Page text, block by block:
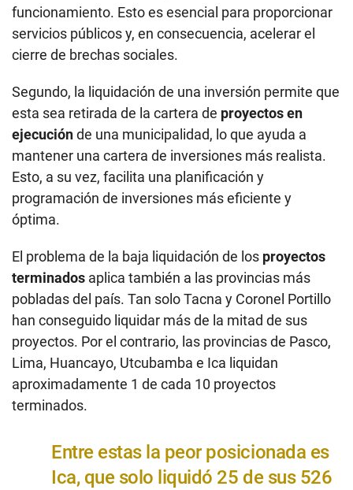
funcionamiento. Esto es esencial para proporcionar
servicios públicos y, en consecuencia, acelerar el
cierre de brechas sociales.
Segundo, la liquidación de una inversión permite que
esta sea retirada de la cartera de proyectos en
ejecuciónde una municipalidad, lo que ayuda a
mantener una cartera de inversiones más realista.
Esto, a su vez, facilita una planificación y
programación de inversiones más eficiente y
óptima.
El problema de la baja liquidación de los proyectos
terminados aplica también a las provincias más
pobladas del país. Tan solo Tacna y Coronel Portillo
han conseguido liquidar más de la mitad de sus
proyectos. Por el contrario, las provincias de Pasco,
Lima, Huancayo, Utcubamba e Ica liquidan
aproximadamente 1 de cada 10 proyectos
terminados.
Entre estas la peor posicionada es
Ica, que solo liquidó 25 de sus 526